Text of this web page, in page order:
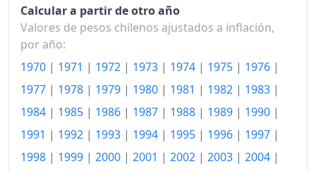
2002
2,987.39
3,071.34
2004
3,103.73
2005
3,198.47
3,306.97
2007
3,452.73
Calcular a partir de otro año
Valores de pesos chilenos ajustados a inflación,
por año:
1970 | 1971 | 1972 | 1973 | 1974 | 1975 | 1976 |
1977 | 1978 | 1979 | 1980 | 1981 | 1982 | 1983 |
1984 | 1985 | 1986 | 1987 | 1988 | 1989 | 1990 |
1991 | 1992 | 1993 | 1994 | 1995 | 1996 | 1997 |
1998 | 1999 | 2000 | 2001 | 2002 | 2003 | 2004 |